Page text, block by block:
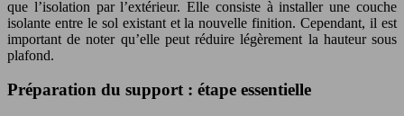
que l’isolation par l’extérieur. Elle consiste à installer une couche
isolante entre le sol existant et la nouvelle finition. Cependant, il est
important de noter qu’elle peut réduire légèrement la hauteur sous
plafond.
Préparation du support : étape essentielle